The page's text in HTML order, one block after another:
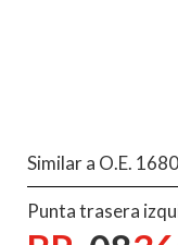
Similar a O.E.
Punta trasera